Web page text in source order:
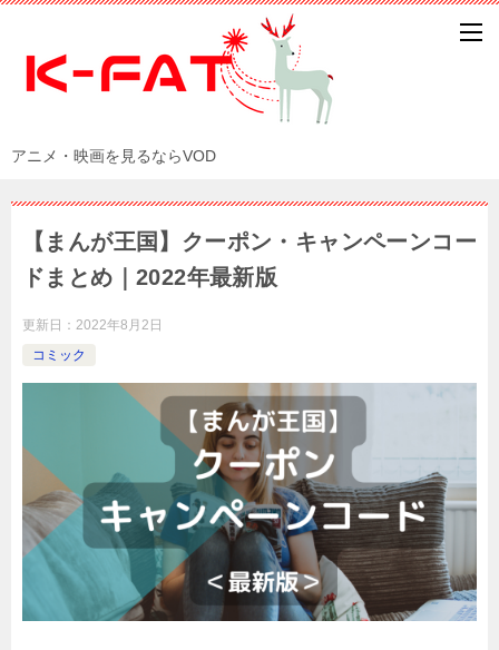
アニメ・映画を見るならVOD
【まんが王国】クーポン・キャンペーンコー
ドまとめ｜2022年最新版
更新日： 2022年8月2日
コミック